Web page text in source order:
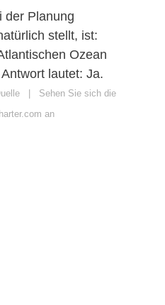
der Planung
stellt, ist:
Ozean
lautet: Ja.
Sehen Sie sich die
an